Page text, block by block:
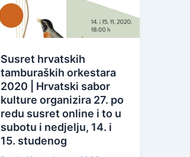
Susret hrvatskih
tamburaških orkestara
2020 | Hrvatski sabor
kulture organizira 27. po
redu susret online i to u
subotu i nedjelju, 14. i
15. studenog